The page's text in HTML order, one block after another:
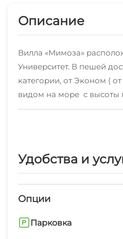
Описание
Вилла «Мимоза»
Университет. В пешей
категории, от Эконом (
видом на море с высоты
Возможно проживание с
Сдача помесячно -
Удобства и
Опции
Парковка